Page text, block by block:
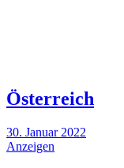
Österreich
30. Januar 2022
Anzeigen